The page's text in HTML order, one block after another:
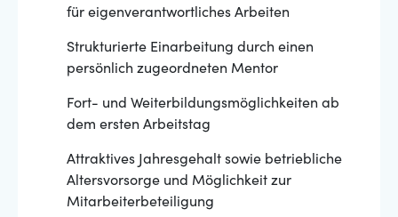
für eigenverantwortliches Arbeiten
Strukturierte Einarbeitung durch einen
persönlich zugeordneten Mentor
Fort- und Weiterbildungsmöglichkeiten ab
dem ersten Arbeitstag
Attraktives Jahresgehalt sowie betriebliche
Altersvorsorge und Möglichkeit zur
Mitarbeiterbeteiligung